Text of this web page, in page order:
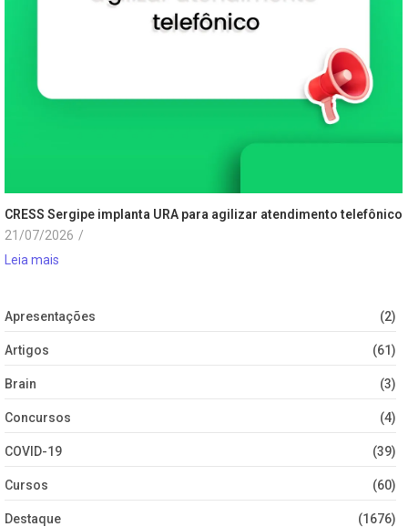
CRESS Sergipe implanta URA para agilizar atendimento telefônico
21/07/2026 /
Leia mais
Apresentações (2)
Artigos (61)
Brain (3)
Concursos (4)
COVID-19 (39)
Cursos (60)
Destaque (1676)